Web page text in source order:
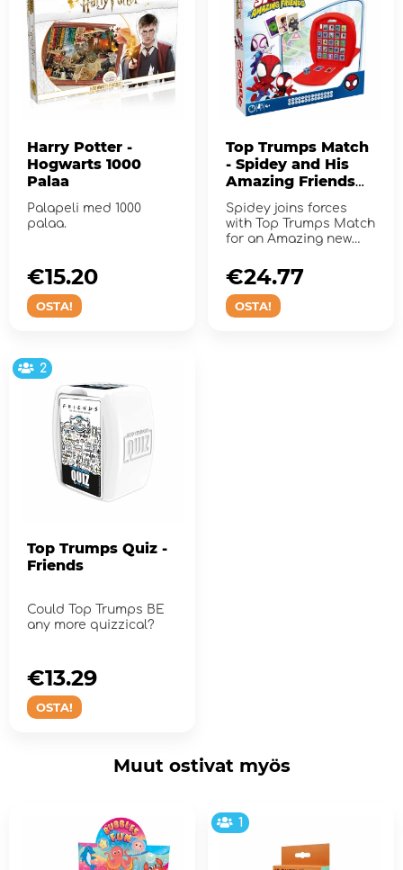
Harry Potter -
Hogwarts 1000
Palaa
Palapeli med 1000
palaa.
OSTA!
€15.20
Top Trumps Match
- Spidey and His
Amazing Friends
Spidey joins forces
with Top Trumps Match
for an Amazing new
Cube G...
OSTA!
€24.77
2
Top Trumps Quiz -
Friends
Could Top Trumps BE
any more quizzical?
OSTA!
€13.29
Muut ostivat myös
1